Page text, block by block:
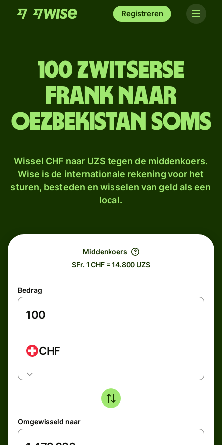
Registreren
100 Zwitserse
frank naar
Oezbekistan soms
Wissel CHF naar UZS tegen de middenkoers.
Wise is de internationale rekening voor het
sturen, besteden en wisselen van geld als een
local.
Middenkoers
SFr. 1 CHF = 14.800 UZS
Bedrag
CHF
Omgewisseld naar